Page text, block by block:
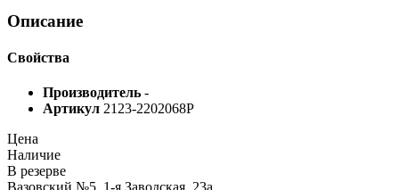
Описание
Свойства
Производитель -
Артикул 2123-2202068Р
Цена
Наличие
В резерве